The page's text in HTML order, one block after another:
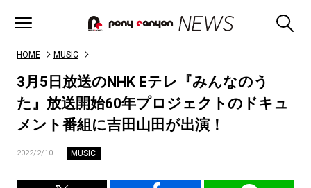
HOME MUSIC
3月5日放送のNHK Eテレ『みんなのう
た』放送開始60年プロジェクトのドキュ
メント番組に吉田山田が出演！
2022/2/10 MUSIC